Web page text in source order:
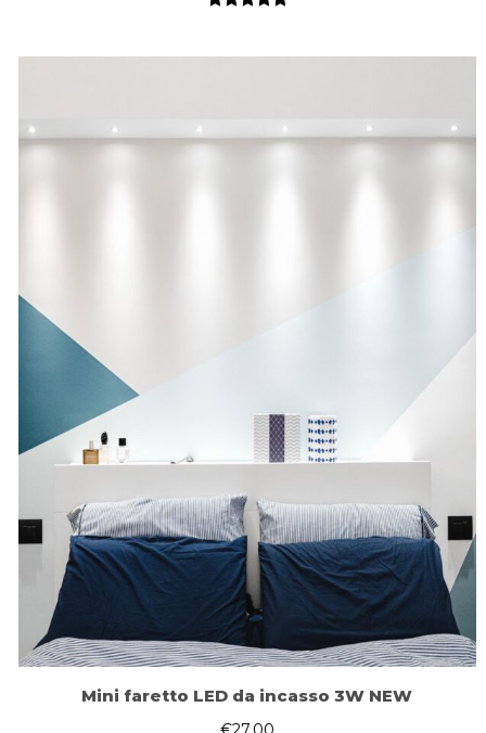
Mini faretto LED da incasso 3W NEW